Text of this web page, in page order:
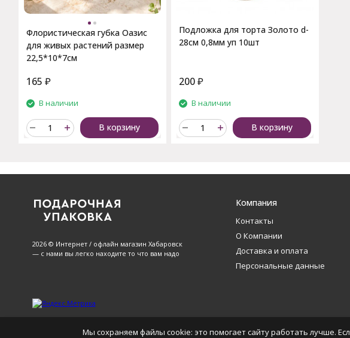
Флористическая губка Оазис
для живых растений размер
22,5*10*7см
165 ₽
В наличии
В корзину
Подложка для торта Золото d-
28см 0,8мм уп 10шт
200₽
В наличии
В корзину
2026 © Интернет / офлайн магазин Хабаровск
— с нами вы легко находите то что вам надо
Компания
Контакты
О Компании
Доставка и оплата
Персональные данные
Мы сохраняем файлы cookie: это помогает сайту работать лучше.